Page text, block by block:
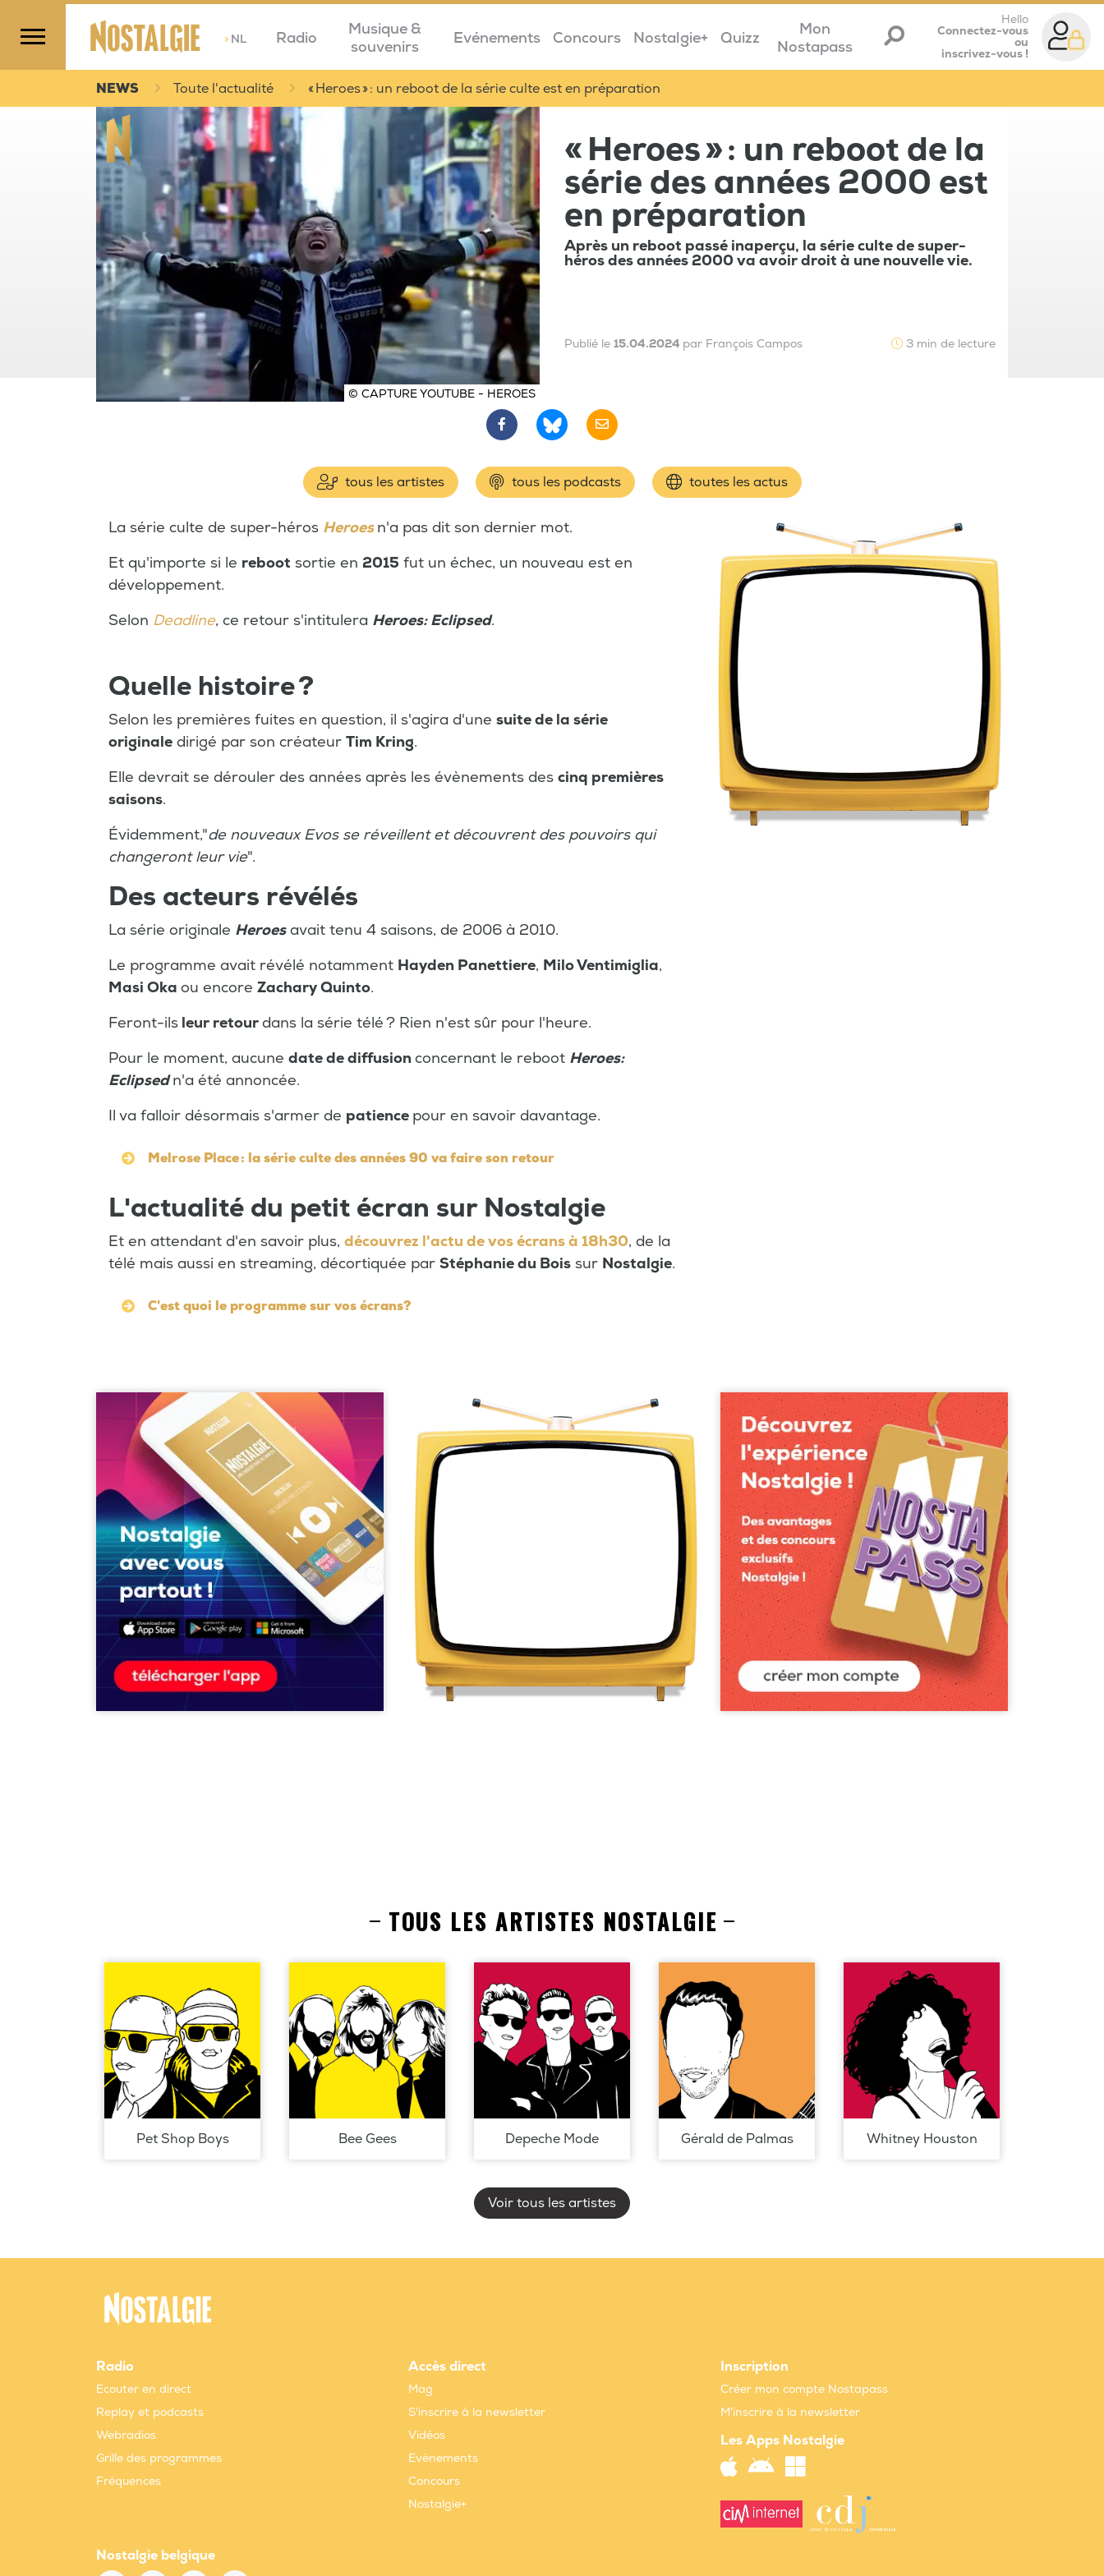
>NL Radio
Musique &
souvenirs
Evénements Concours Nostalgie+ Quizz
Mon
Nostapass
Hello
Connectez-vous
ou
inscrivez-vous !
NEWS Toute l'actualité « Heroes » : un reboot de la série culte est en préparation
© CAPTURE YOUTUBE - HEROES
« Heroes » : un reboot de la
série des années 2000 est
en préparation
Après un reboot passé inaperçu, la série culte de super-
héros des années 2000 va avoir droit à une nouvelle vie.
Publié le 15.04.2024 par François Campos 3 min de lecture
tous les artistes tous les podcasts toutes les actus
La série culte de super-héros Heroesn'a pas dit son dernier mot.
Et qu'importe si le reboot sortie en 2015 fut un échec, un nouveau est en
développement.
Selon Deadline, ce retour s'intitulera Heroes: Eclipsed.
Quelle histoire ?
Selon les premières fuites en question, il s'agira d'une suite de la série
originale dirigé par son créateur Tim Kring.
Elle devrait se dérouler des années après les évènements des cinq premières
saisons.
Évidemment,"de nouveaux Evos se réveillent et découvrent des pouvoirs qui
changeront leur vie".
Des acteurs révélés
La série originale Heroesavait tenu 4 saisons, de 2006 à 2010.
Le programme avait révélé notamment Hayden Panettiere, Milo Ventimiglia,
Masi Oka ou encore Zachary Quinto.
Feront-ils leur retourdans la série télé ? Rien n'est sûr pour l'heure.
Pour le moment, aucune date de diffusion concernant le reboot Heroes:
Eclipsed n'a été annoncée.
Il va falloir désormais s'armer de patience pour en savoir davantage.
Melrose Place : la série culte des années 90 va faire son retour
L'actualité du petit écran sur Nostalgie
Et en attendant d'en savoir plus, découvrez l'actu de vos écrans à 18h30, de la
télé mais aussi en streaming, décortiquée par Stéphanie du Bois sur Nostalgie.
C'est quoi le programme sur vos écrans?
TOUS LES ARTISTES NOSTALGIE
Pet Shop Boys Bee Gees Depeche Mode Gérald de Palmas Whitney Houston
Voir tous les artistes
Radio
Ecouter en direct
Replay et podcasts
Webradios
Grille des programmes
Fréquences
Accès direct
Mag
S'inscrire à la newsletter
Vidéos
Evènements
Concours
Nostalgie+
Inscription
Créer mon compte Nostapass
M'inscrire à la newsletter
Les Apps Nostalgie
Nostalgie belgique